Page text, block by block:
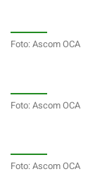
Foto: Ascom OCA
Foto: Ascom OCA
Foto: Ascom OCA